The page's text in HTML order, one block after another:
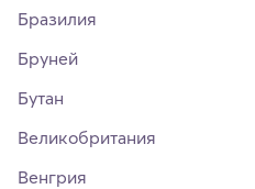
Бразилия
Бруней
Бутан
Великобритания
Венгрия